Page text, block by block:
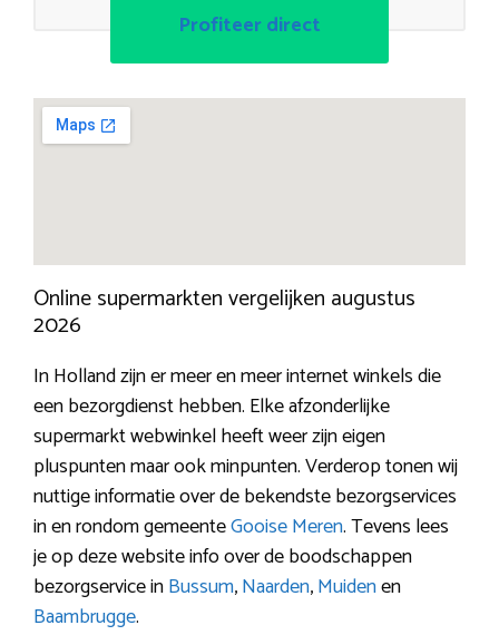
Profiteer direct
Online supermarkten vergelijken augustus
2026
In Holland zijn er meer en meer internet winkels die
een bezorgdienst hebben. Elke afzonderlijke
supermarkt webwinkel heeft weer zijn eigen
pluspunten maar ook minpunten. Verderop tonen wij
nuttige informatie over de bekendste bezorgservices
in en rondom gemeenteGooise Meren. Tevens lees
je op deze website info over de boodschappen
bezorgservice inBussum,Naarden,Muidenen
Baambrugge.